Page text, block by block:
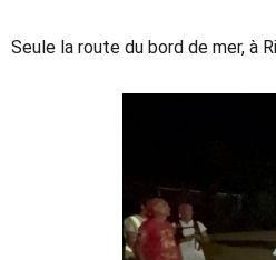
Seule la route du bord de mer, à